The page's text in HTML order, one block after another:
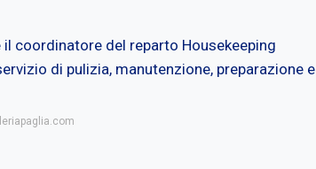
coordinatore del reparto Housekeeping
di pulizia, manutenzione, preparazione e